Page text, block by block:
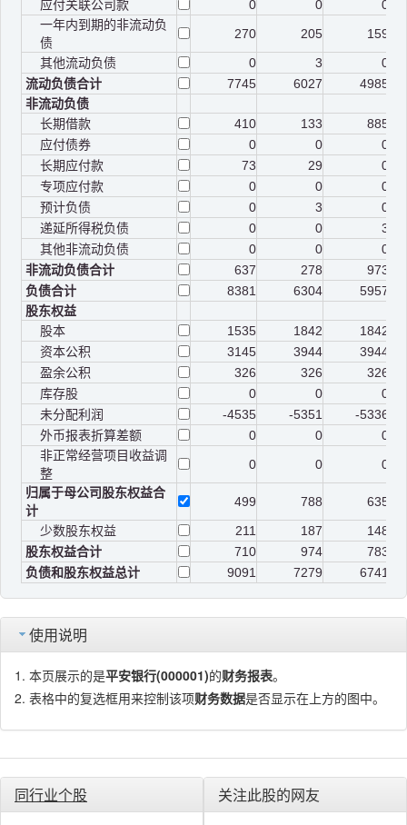
应付关联公司款
0 0
0
一年内到期的非流动负
债
270 205
159
其他流动负债
0 3
0
流动负债合计
7745 6027
4985
非流动负债
长期借款
410 133
885
应付债券
0 0
0
长期应付款
73 29
0
专项应付款
0 0
0
预计负债
0 3
0
递延所得税负债
0 0
3
其他非流动负债
0 0
0
非流动负债合计
637 278
973
负债合计
8381 6304
5957
股东权益
股本
1535 1842
1842
资本公积
3145 3944
3944
盈余公积
326 326
326
库存股
0 0
0
未分配利润
-4535 -5351
-5336
外币报表折算差额
0 0
0
非正常经营项目收益调
整
0 0
0
归属于母公司股东权益合
计
499 788
635
少数股东权益
211 187
148
股东权益合计
710 974
783
负债和股东权益总计
9091 7279 6741
使用说明
本页展示的是平安银行(000001)的财务报表。
表格中的复选框用来控制该项财务数据是否显示在上方的图中。
同行业个股 关注此股的网友